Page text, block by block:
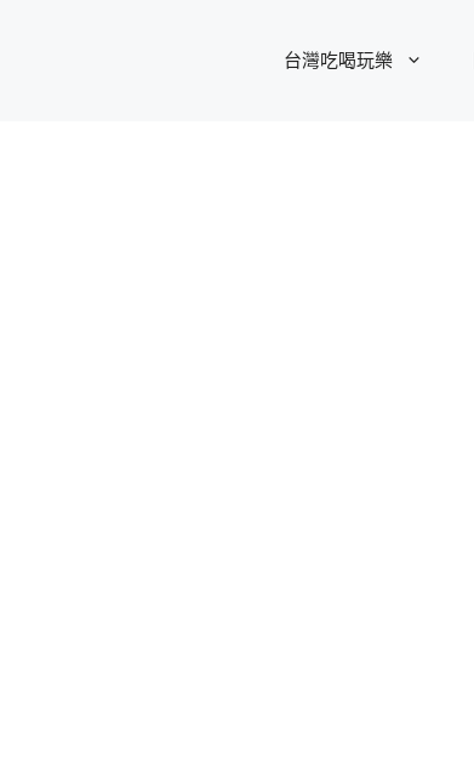
台灣吃喝玩樂